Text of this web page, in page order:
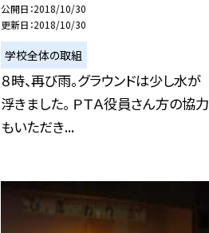
公開日 2018/10/30
更新日 2018/10/30
学校全体の取組
８時、再び雨。グラウンドは少し水が
浮きました。 ＰＴＡ役員さん方の協力
もいただき...